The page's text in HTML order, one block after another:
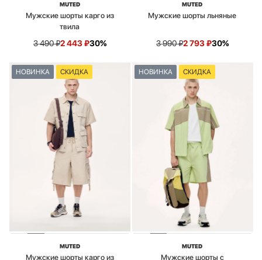
MUTED
Мужские шорты карго из
твила
3 490₽2 443₽30%
MUTED
Мужские шорты льняные
3 990₽2 793₽30%
НОВИНКА СКИДКА
MUTED
Мужские шорты карго из
НОВИНКА СКИДКА
MUTED
Мужские шорты с